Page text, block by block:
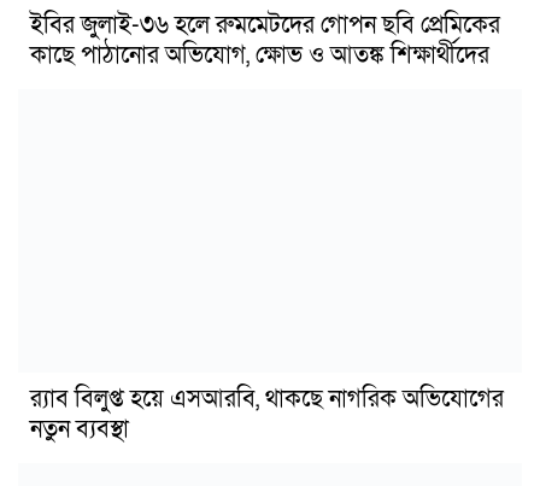
ইবির জুলাই-৩৬ হলে রুমমেটদের গোপন ছবি প্রেমিকের
কাছে পাঠানোর অভিযোগ, ক্ষোভ ও আতঙ্ক শিক্ষার্থীদের
র‍্যাব বিলুপ্ত হয়ে এসআরবি, থাকছে নাগরিক অভিযোগের
নতুন ব্যবস্থা